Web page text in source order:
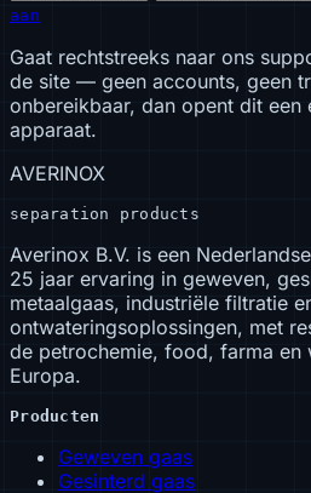
aan
Gaat rechtstreeks naar ons
de site — geen accounts, geen
onbereikbaar, dan opent dit een
apparaat.
AVERINOX
separation products
Averinox B.V. is een
25 jaar ervaring in geweven,
metaalgaas, industriële filtratie
ontwateringsoplossingen, met
de petrochemie, food, farma en
Europa.
Producten
Geweven gaas
Gesinterd gaas